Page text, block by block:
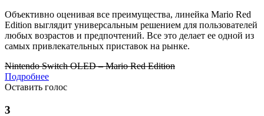
Объективно оценивая все преимущества, линейка Mario Red
Edition выглядит универсальным решением для пользователей
любых возрастов и предпочтений. Все это делает ее одной из
самых привлекательных приставок на рынке.
Nintendo Switch OLED – Mario Red Edition
Подробнее
Оставить голос
3